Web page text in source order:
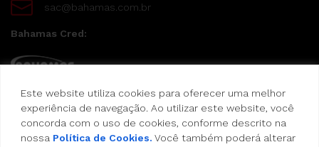
Este website utiliza cookies para oferecer uma melhor
experiência de navegação. Ao utilizar este website, você
concorda com o uso de cookies, conforme descrito na
nossa Política de Cookies. Você também poderá alterar
sac@bahamas.com.br
Bahamas Cred:
Pague suas compras com o Bahamas Cred
Formas de pagamento: